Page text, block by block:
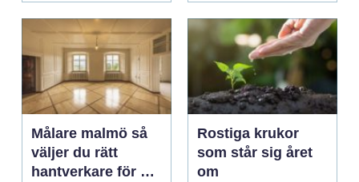
Målare malmö så
väljer du rätt
hantverkare för ett
Rostiga krukor
som står sig året
om